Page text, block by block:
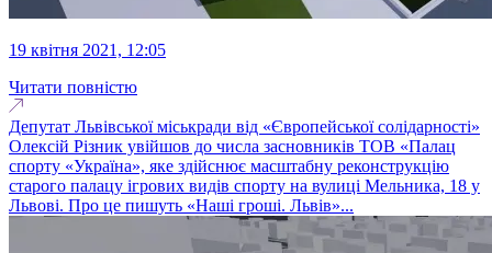
19 квітня 2021, 12:05
Читати повністю
Депутат Львівської міськради від «Європейської солідарності»
Олексій Різник увійшов до числа засновників ТОВ «Палац
спорту «Україна», яке здійснює масштабну реконструкцію
старого палацу ігрових видів спорту на вулиці Мельника, 18 у
Львові. Про це пишуть «Наші гроші. Львів»...